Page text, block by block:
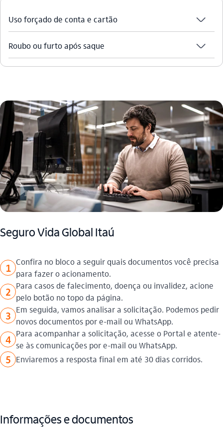
Uso forçado de conta e cartão seta_baixo
Roubo ou furto após saque seta_baixo
Seguro Vida Global Itaú​
1 Confira no bloco a seguir quais documentos você precisa
para fazer o acionamento.
2 Para casos de falecimento, doença ou invalidez, acione
pelo botão no topo da página.
3 Em seguida, vamos analisar a solicitação. Podemos pedir
novos documentos por e-mail ou WhatsApp.
4 Para acompanhar a solicitação, acesse o Portal e atente-
se às comunicações por e-mail ou WhatsApp.
5 Enviaremos a resposta final em até 30 dias corridos.
Informações e documentos